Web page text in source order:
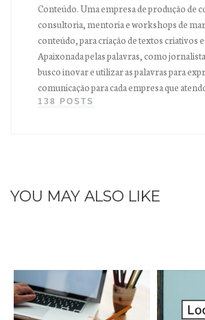
Conteúdo. Uma empresa de produção de
consultoria, mentoria e workshops de
conteúdo, para criação de textos criativos
Apaixonada pelas palavras, como
busco inovar e utilizar as palavras para
comunicação para cada empresa que
138 POSTS
YOU MAY ALSO LIKE